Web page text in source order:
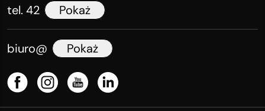
tel. 42 Pokaż
biuro@ Pokaż